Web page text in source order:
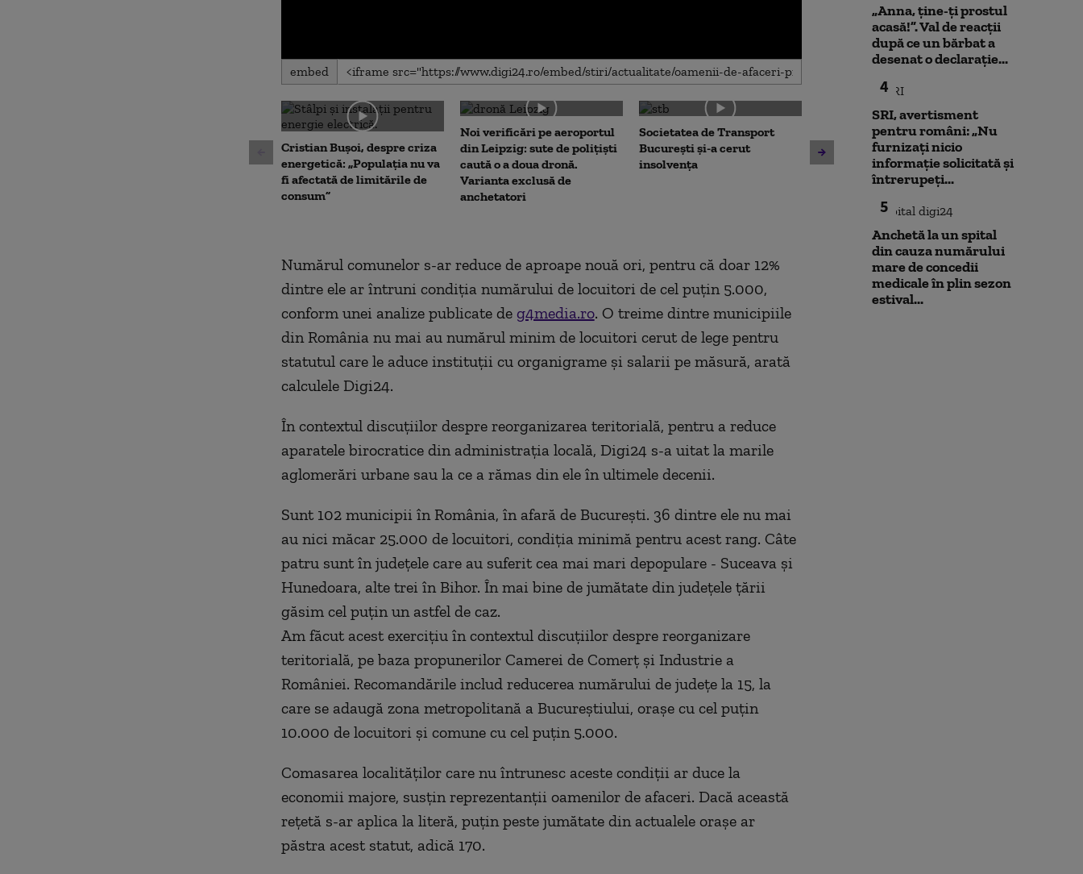
0
seconds
0
seconds Volume
90%
embed
Cristian Bușoi, despre criza
energetică: „Populația nu va
fi afectată de limitările de
consum”
Noi verificări pe aeroportul
din Leipzig: sute de polițiști
caută o a doua dronă.
Varianta exclusă de
anchetatori
Societatea de Transport
București și-a cerut
insolvența
Avertisment de la Bruxelles
după scandalul centralelor
pe cărbune: „Blocarea
poate avea consecințe
financiare”
Noua lege a
parteneriatul
Numărul comunelor s-ar reduce de aproape nouă ori, pentru că doar 12%
dintre ele ar întruni condiția numărului de locuitori de cel puțin 5.000,
conform unei analize publicate de g4media.ro. O treime dintre municipiile
din România nu mai au numărul minim de locuitori cerut de lege pentru
statutul care le aduce instituții cu organigrame și salarii pe măsură, arată
calculele Digi24.
În contextul discuțiilor despre reorganizarea teritorială, pentru a reduce
aparatele birocratice din administrația locală, Digi24 s-a uitat la marile
aglomerări urbane sau la ce a rămas din ele în ultimele decenii.
Sunt 102 municipii în România, în afară de București. 36 dintre ele nu mai
au nici măcar 25.000 de locuitori, condiția minimă pentru acest rang. Câte
patru sunt în județele care au suferit cea mai mari depopulare - Suceava și
Hunedoara, alte trei în Bihor. În mai bine de jumătate din județele țării
găsim cel puțin un astfel de caz.
Am făcut acest exercițiu în contextul discuțiilor despre reorganizare
teritorială, pe baza propunerilor Camerei de Comerț și Industrie a
României. Recomandările includ reducerea numărului de județe la 15, la
care se adaugă zona metropolitană a Bucureștiului, orașe cu cel puțin
10.000 de locuitori și comune cu cel puțin 5.000.
Comasarea localităților care nu întrunesc aceste condiții ar duce la
economii majore, susțin reprezentanții oamenilor de afaceri. Dacă această
rețetă s-ar aplica la literă, puțin peste jumătate din actualele orașe ar
păstra acest statut, adică 170.
„Anna, ţine-ţi prostul
acasă!”. Val de reacții
după ce un bărbat a
desenat o declarație...
4
SRI, avertisment
pentru români: „Nu
furnizați nicio
informație solicitată și
întrerupeți...
5
Anchetă la un spital
din cauza numărului
mare de concedii
medicale în plin sezon
estival...